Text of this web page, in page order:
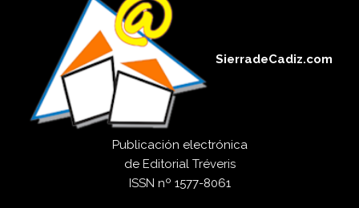
SierradeCadiz.com
Publicación electrónica
de Editorial Tréveris
ISSN nº 1577-8061